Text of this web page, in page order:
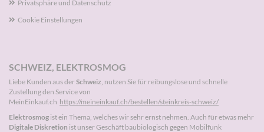
Privatsphäre und Datenschutz
Cookie Einstellungen
SCHWEIZ, ELEKTROSMOG
Liebe Kunden aus derSchweiz, nutzen Sie für reibungslose und schnelle
Zustellung den Service von
MeinEinkauf.ch https://meineinkauf.ch/bestellen/steinkreis-schweiz/
Elektrosmog ist ein Thema, welches wir sehr ernst nehmen. Auch für etwas mehr
Digitale Diskretion ist unser Geschäft baubiologisch gegen Mobilfunk